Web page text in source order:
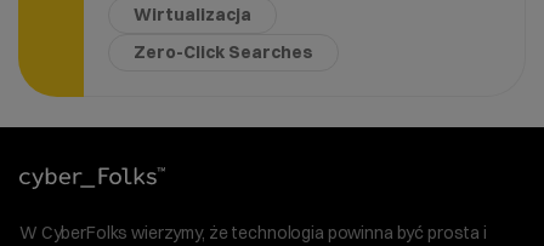
Wirtualizacja
Zero-Click Searches
W CyberFolks wierzymy, że technologia powinna być prosta i